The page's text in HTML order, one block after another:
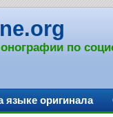
по
языке оригинала